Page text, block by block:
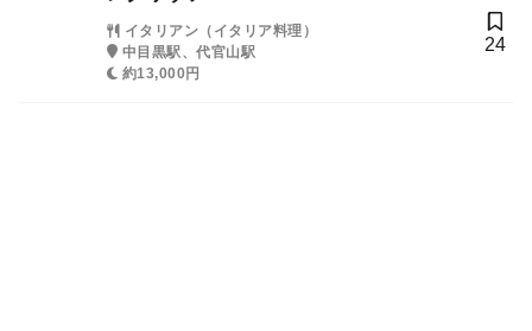
イタリアン（イタリア料理）
中目黒駅、代官山駅
約13,000円
24